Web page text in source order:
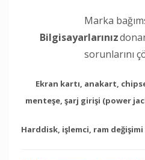
Marka
Bilgisayarlarınız
sorunlarını
Ekran kartı, anakart,
menteşe, şarj girişi (power
Harddisk, işlemci, ram